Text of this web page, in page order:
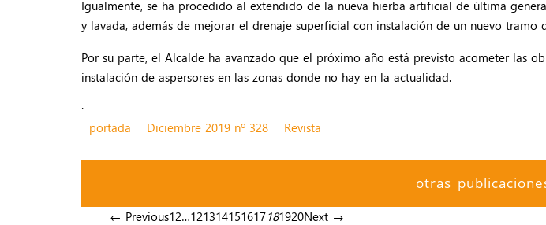
Igualmente, se ha procedido al extendido de la nueva hierba artificial de última
y lavada, además de mejorar el drenaje superficial con instalación de un nuevo
Por su parte, el Alcalde ha avanzado que el próximo año está previsto acometer las
instalación de aspersores en las zonas donde no hay en la actualidad.
.
portada
Diciembre 2019 nº 328 Revista
otras
← Previous12…121314151617181920Next →